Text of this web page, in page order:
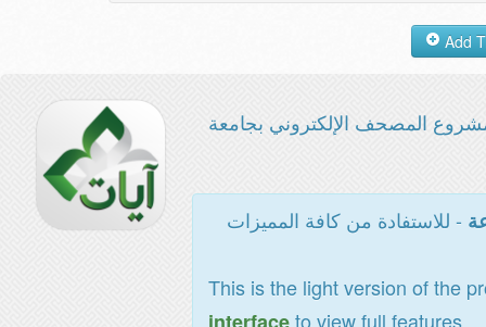
المصحف الإلكتروني بجامعة
- للاستفادة من كافة المميزات
This is the light version of the
to view full features